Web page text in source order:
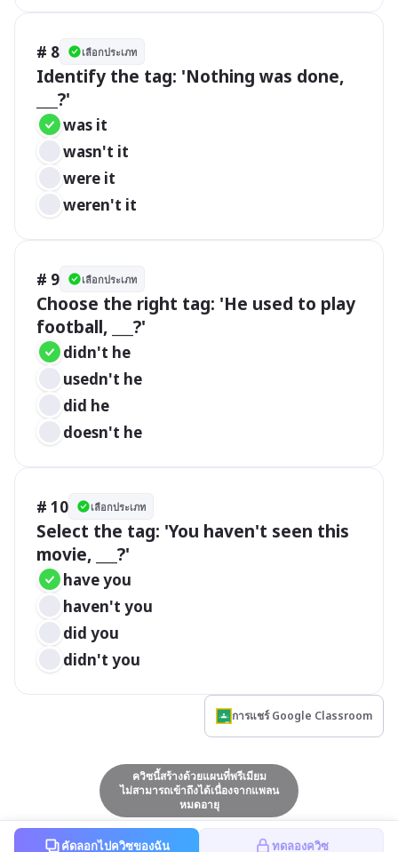
# 8 เลือกประเภท
Identify the tag: 'Nothing was done,
___?'
was it
wasn't it
were it
weren't it
# 9 เลือกประเภท
Choose the right tag: 'He used to play
football, ___?'
didn't he
usedn't he
did he
doesn't he
# 10 เลือกประเภท
Select the tag: 'You haven't seen this
movie, ___?'
have you
haven't you
did you
didn't you
การแชร์ Google Classroom
ควิซนี้สร้างด้วยแผนที่พรีเมียม
ไม่สามารถเข้าถึงได้เนื่องจากแพลน
หมดอายุ
คัดลอกไปควิซของฉัน ทดลองควิซ